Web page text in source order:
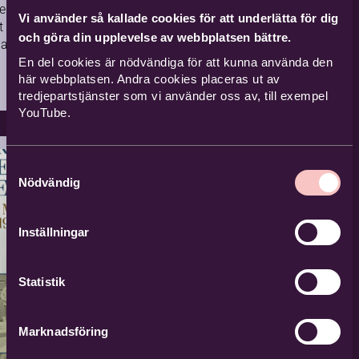
Vi använder så kallade cookies för att underlätta för dig
och göra din upplevelse av webbplatsen bättre.
En del cookies är nödvändiga för att kunna använda den
här webbplatsen. Andra cookies placeras ut av
tredjepartstjänster som vi använder oss av, till exempel
YouTube.
Nödvändig
Inställningar
Statistik
Marknadsföring
finns det
fördjupa sig i för
innehåller